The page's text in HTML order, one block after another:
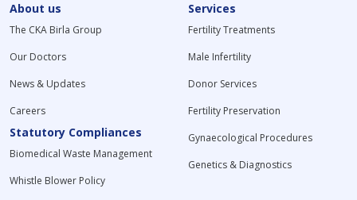
About us
The CKA Birla Group
Our Doctors
News & Updates
Careers
Statutory Compliances
Biomedical Waste Management
Whistle Blower Policy
Services
Fertility Treatments
Male Infertility
Donor Services
Fertility Preservation
Gynaecological Procedures
Genetics & Diagnostics